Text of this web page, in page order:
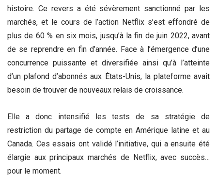
histoire. Ce revers a été sévèrement sanctionné par les
marchés, et le cours de l’action Netflix s’est effondré de
plus de 60 % en six mois, jusqu’à la fin de juin 2022, avant
de se reprendre en fin d’année. Face à l’émergence d’une
concurrence puissante et diversifiée ainsi qu’à l’atteinte
d’un plafond d’abonnés aux États-Unis, la plateforme avait
besoin de trouver de nouveaux relais de croissance.
Elle a donc intensifié les tests de sa stratégie de
restriction du partage de compte en Amérique latine et au
Canada. Ces essais ont validé l’initiative, qui a ensuite été
élargie aux principaux marchés de Netflix, avec succès…
pour le moment.